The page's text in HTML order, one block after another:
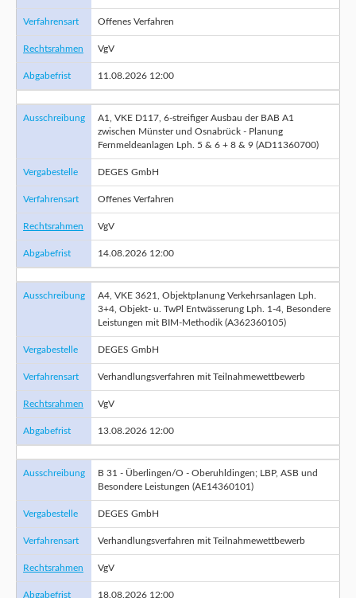
Verfahrensart Offenes Verfahren
Rechtsrahmen VgV
Abgabefrist 11.08.2026 12:00
Ausschreibung
A1, VKE D117, 6-streifiger Ausbau der BAB A1
zwischen Münster und Osnabrück - Planung
Fernmeldeanlagen Lph. 5 & 6 + 8 & 9 (AD11360700)
Vergabestelle DEGES GmbH
Verfahrensart Offenes Verfahren
Rechtsrahmen VgV
Abgabefrist 14.08.2026 12:00
Ausschreibung
A4, VKE 3621, Objektplanung Verkehrsanlagen Lph.
3+4, Objekt- u. TwPl Entwässerung Lph. 1-4, Besondere
Leistungen mit BIM-Methodik (A362360105)
Vergabestelle DEGES GmbH
Verfahrensart Verhandlungsverfahren mit Teilnahmewettbewerb
Rechtsrahmen VgV
Abgabefrist 13.08.2026 12:00
Ausschreibung
B 31 - Überlingen/O - Oberuhldingen; LBP, ASB und
Besondere Leistungen (AE14360101)
Vergabestelle DEGES GmbH
Verfahrensart Verhandlungsverfahren mit Teilnahmewettbewerb
Rechtsrahmen VgV
Abgabefrist 18.08.2026 12:00